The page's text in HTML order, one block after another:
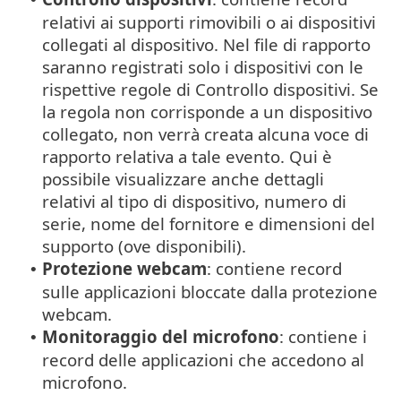
relativi ai supporti rimovibili o ai dispositivi
collegati al dispositivo. Nel file di rapporto
saranno registrati solo i dispositivi con le
rispettive regole di Controllo dispositivi. Se
la regola non corrisponde a un dispositivo
collegato, non verrà creata alcuna voce di
rapporto relativa a tale evento. Qui è
possibile visualizzare anche dettagli
relativi al tipo di dispositivo, numero di
serie, nome del fornitore e dimensioni del
supporto (ove disponibili).
• Protezione webcam: contiene record
sulle applicazioni bloccate dalla protezione
webcam.
• Monitoraggio del microfono: contiene i
record delle applicazioni che accedono al
microfono.